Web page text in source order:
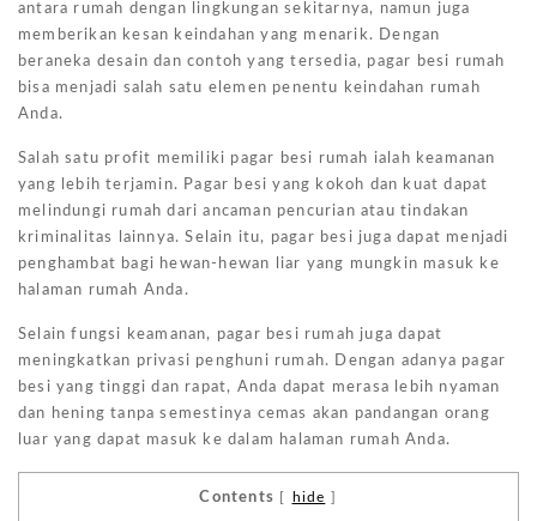
antara rumah dengan lingkungan sekitarnya, namun juga
memberikan kesan keindahan yang menarik. Dengan
beraneka desain dan contoh yang tersedia, pagar besi rumah
bisa menjadi salah satu elemen penentu keindahan rumah
Anda.
Salah satu profit memiliki pagar besi rumah ialah keamanan
yang lebih terjamin. Pagar besi yang kokoh dan kuat dapat
melindungi rumah dari ancaman pencurian atau tindakan
kriminalitas lainnya. Selain itu, pagar besi juga dapat menjadi
penghambat bagi hewan-hewan liar yang mungkin masuk ke
halaman rumah Anda.
Selain fungsi keamanan, pagar besi rumah juga dapat
meningkatkan privasi penghuni rumah. Dengan adanya pagar
besi yang tinggi dan rapat, Anda dapat merasa lebih nyaman
dan hening tanpa semestinya cemas akan pandangan orang
luar yang dapat masuk ke dalam halaman rumah Anda.
Contents hide